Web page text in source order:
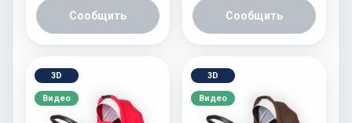
Сообщить Сообщить
3D
Видео
3D
Видео